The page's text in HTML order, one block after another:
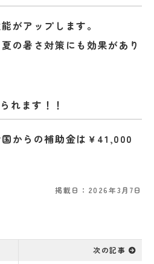
がアップします。
の暑さ対策にも効果があり
れます！！
からの補助金は￥41,000
掲載日：2026年3月7日
次の記事